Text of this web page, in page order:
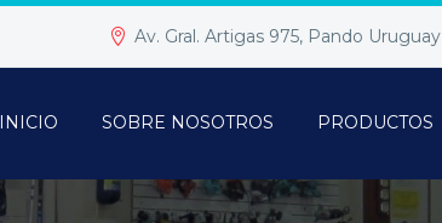
Av. Gral. Artigas 975, Pando Uruguay
INICIO SOBRE NOSOTROS PRODUCTOS